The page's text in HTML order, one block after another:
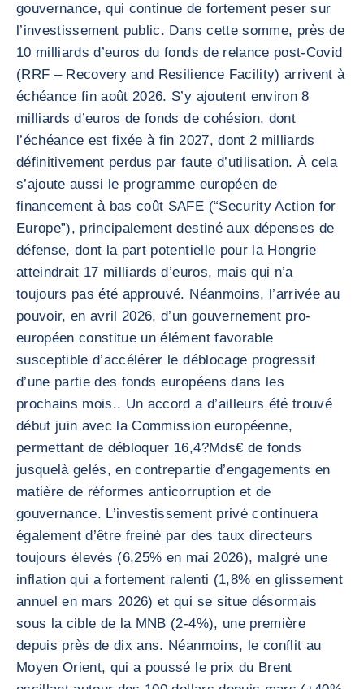
gouvernance, qui continue de fortement peser sur
l’investissement public. Dans cette somme, près de
10 milliards d’euros du fonds de relance post-Covid
(RRF – Recovery and Resilience Facility) arrivent à
échéance fin août 2026. S’y ajoutent environ 8
milliards d’euros de fonds de cohésion, dont
l’échéance est fixée à fin 2027, dont 2 milliards
définitivement perdus par faute d’utilisation. À cela
s’ajoute aussi le programme européen de
financement à bas coût SAFE (“Security Action for
Europe”), principalement destiné aux dépenses de
défense, dont la part potentielle pour la Hongrie
atteindrait 17 milliards d’euros, mais qui n’a
toujours pas été approuvé. Néanmoins, l’arrivée au
pouvoir, en avril 2026, d’un gouvernement pro-
européen constitue un élément favorable
susceptible d’accélérer le déblocage progressif
d’une partie des fonds européens dans les
prochains mois.. Un accord a d’ailleurs été trouvé
début juin avec la Commission européenne,
permettant de débloquer 16,4?Mds€ de fonds
jusquelà gelés, en contrepartie d’engagements en
matière de réformes anticorruption et de
gouvernance. L’investissement privé continuera
également d’être freiné par des taux directeurs
toujours élevés (6,25% en mai 2026), malgré une
inflation qui a fortement ralenti (1,8% en glissement
annuel en mars 2026) et qui se situe désormais
sous la cible de la MNB (2-4%), une première
depuis près de dix ans. Néanmoins, le conflit au
Moyen Orient, qui a poussé le prix du Brent